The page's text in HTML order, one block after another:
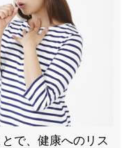
で、健康へのリス